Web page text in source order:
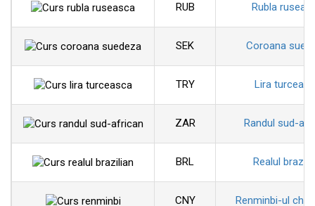
RUB Rubla
SEK Coroana
TRY Lira
ZAR Randul sud-
BRL Realul
CNY Renminbi-ul